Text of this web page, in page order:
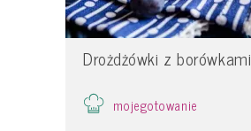
Drożdżówki z borówkami
mojegotowanie